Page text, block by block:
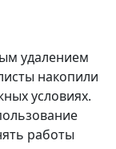
удалением
накопили
условиях.
работы